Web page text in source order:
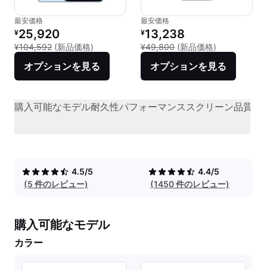
最安価格
リファービッシュ品の価格：
¥25,920
¥104,592 (新品価格) 新品との比較：¥104,592
オプションを見る
最安価格
リファービッシュ品の価格：
¥13,238
¥49,800 (新品価格)
オプションを見る
購入可能なモデル耐久性パフォーマンススクリーン品質
4.5/5
(5 件のレビュー)
4.4/5
(1450 件のレビュー)
購入可能なモデル
カラー